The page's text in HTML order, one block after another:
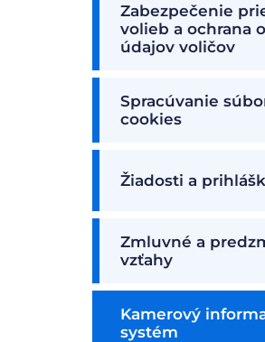
Zabezpečenie
volieb a ochrana
údajov voličov
Spracúvanie
cookies
Žiadosti a
Zmluvné a
vzťahy
Kamerový
systém